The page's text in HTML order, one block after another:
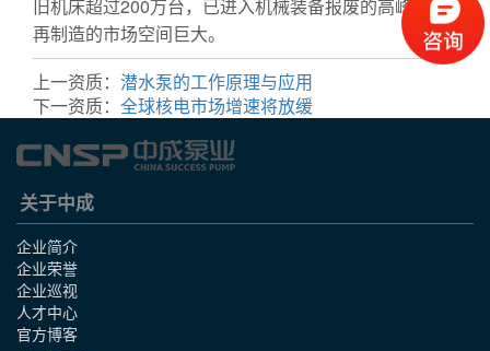
旧机床超过200万台，已进入机械装备报废的高峰期，
再制造的市场空间巨大。
上一资质： 潜水泵的工作原理与应用
下一资质： 全球核电市场增速将放缓
关于中成
企业简介
企业荣誉
企业巡视
人才中心
官方博客